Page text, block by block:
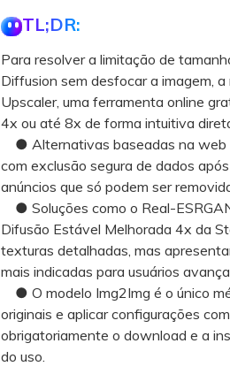
TL;DR:
Para resolver a limitação de
Diffusion sem desfocar a imagem,
Upscaler, uma ferramenta online
4x ou até 8x de forma intuitiva
● Alternativas baseadas na web
com exclusão segura de dados
anúncios que só podem ser
● Soluções como o Real-
Difusão Estável Melhorada 4x da
texturas detalhadas, mas
mais indicadas para usuários
● O modelo Img2Img é o único
originais e aplicar configurações
obrigatoriamente o download e a
do uso.